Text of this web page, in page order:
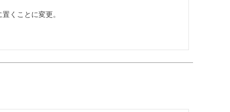
くことに変更。